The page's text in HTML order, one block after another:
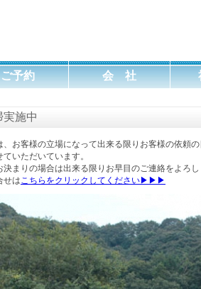
ご予約 会 社
実施中
、お客様の立場になって出来る限りお客様の依頼
いただいています。
決まりの場合は出来る限りお早目のご連絡をよろし
せはこちらをクリックしてください▶▶▶